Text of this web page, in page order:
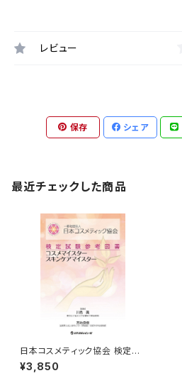
レビュー
保存 シェア
最近チェックした商品
日本コスメティック協会 検定試
験参考図書（コスメマイスター・
スキンケアマイスター）
¥3,850